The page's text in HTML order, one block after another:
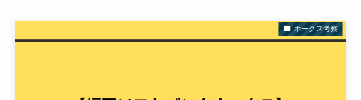
ホークス考察